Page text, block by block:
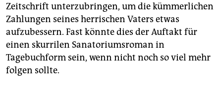
Zeitschrift unterzubringen, um die kümmerlichen
Zahlungen seines herrischen Vaters etwas
aufzubessern. Fast könnte dies der Auftakt für
einen skurrilen Sanatoriumsroman in
Tagebuchform sein, wenn nicht noch so viel mehr
folgen sollte.